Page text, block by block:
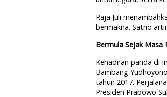
Raja Juli
bermakna. Satrio
Bermula Sejak Masa
Kehadiran panda di
Bambang
tahun 2017.
Presiden Prabowo